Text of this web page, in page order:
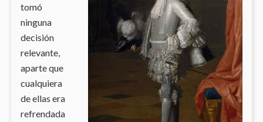
tomó
ninguna
decisión
relevante,
aparte que
cualquiera
de ellas era
refrendada